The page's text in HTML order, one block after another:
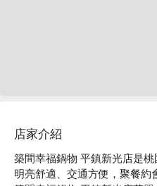
店家介紹
築間幸福鍋物 平鎮新光店是
明亮舒適、交通方便，聚餐約